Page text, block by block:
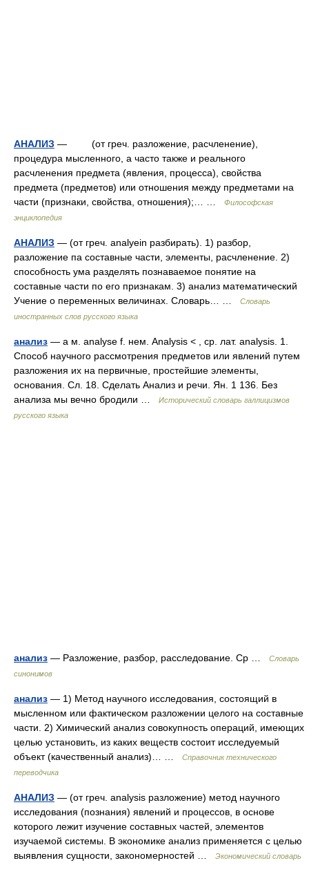
АНАЛИЗ — (от греч. разложение, расчленение),
процедура мысленного, а часто также и реального
расчленения предмета (явления, процесса), свойства
предмета (предметов) или отношения между предметами на
части (признаки, свойства, отношения);… …
Философская
энциклопедия
АНАЛИЗ — (от греч. analyein разбирать). 1) разбор,
разложение па составные части, элементы, расчленение. 2)
способность ума разделять познаваемое понятие на
составные части по его признакам. 3) анализ математический
Учение о переменных величинах. Словарь… …
Словарь
иностранных слов русского языка
анализ — а м. analyse f. нем. Analysis < , ср. лат. analysis. 1.
Способ научного рассмотрения предметов или явлений путем
разложения их на первичные, простейшие элементы,
основания. Сл. 18. Сделать Анализ и речи. Ян. 1 136. Без
анализа мы вечно бродили …
Исторический словарь галлицизмов
русского языка
анализ — Разложение, разбор, расследование. Ср …
Словарь
синонимов
анализ — 1) Метод научного исследования, состоящий в
мысленном или фактическом разложении целого на составные
части. 2) Химический анализ совокупность операций, имеющих
целью установить, из каких веществ состоит исследуемый
объект (качественный анализ)… …
Справочник технического
переводчика
АНАЛИЗ — (от греч. analysis разложение) метод научного
исследования (познания) явлений и процессов, в основе
которого лежит изучение составных частей, элементов
изучаемой системы. В экономике анализ применяется с целью
выявления сущности, закономерностей …
Экономический словарь